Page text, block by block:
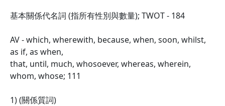
基本關係代名詞 (指所有性別與數量); TWOT - 184
AV - which, wherewith, because, when, soon, whilst,
as if, as when,
that, until, much, whosoever, whereas, wherein,
whom, whose; 111
1) (關係質詞)